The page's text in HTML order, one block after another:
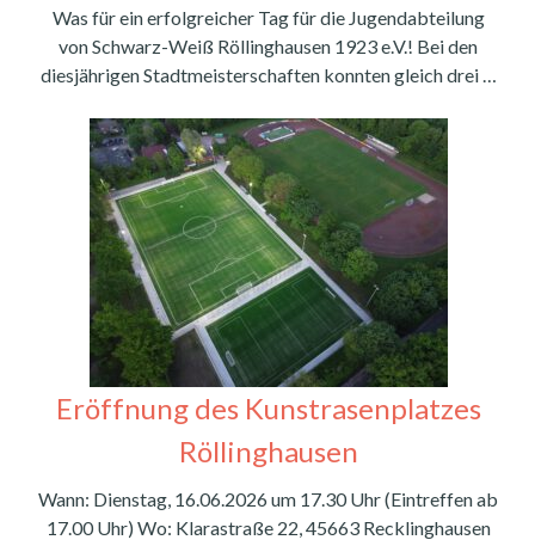
Was für ein erfolgreicher Tag für die Jugendabteilung
von Schwarz-Weiß Röllinghausen 1923 e.V.! Bei den
diesjährigen Stadtmeisterschaften konnten gleich drei …
Eröffnung des Kunstrasenplatzes
Röllinghausen
Wann: Dienstag, 16.06.2026 um 17.30 Uhr (Eintreffen ab
17.00 Uhr) Wo: Klarastraße 22, 45663 Recklinghausen